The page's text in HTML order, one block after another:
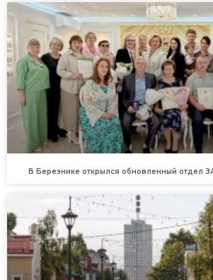
В Березнике открылся обновленный отдел